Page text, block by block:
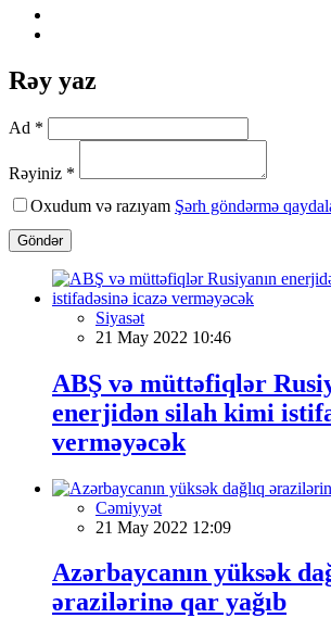
Rəy yaz
Ad *
Rəyiniz *
Oxudum və razıyam Şərh göndərmə
Göndər
Siyasət
21 May 2022 10:46
ABŞ və müttəfiqlər
enerjidən silah kimi
verməyəcək
Cəmiyyət
21 May 2022 12:09
Azərbaycanın yüksək
ərazilərinə qar yağıb